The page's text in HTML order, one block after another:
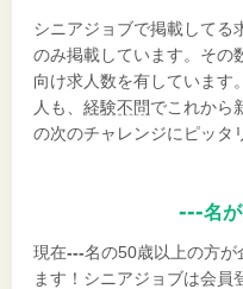
シニアジョブで掲載してる
のみ掲載しています。その
向け求人数を有しています
人も、 経験不問でこれから
の次のチャレンジにピッタ
---名
現在---名の50歳以上の方が
ます！シニアジョブは会員